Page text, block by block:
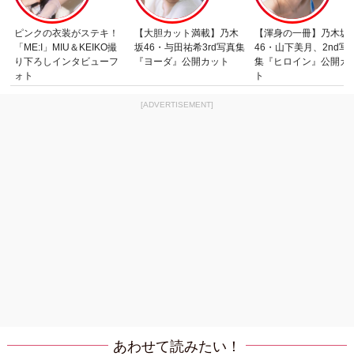
ピンクの衣装がステキ！
「ME:I」MIU＆KEIKO撮
り下ろしインタビューフ
ォト
【大胆カット満載】乃木
坂46・与田祐希3rd写真集
『ヨーダ』公開カット
【渾身の一冊】乃木坂
46・山下美月、2nd写
集『ヒロイン』公開カ
ト
[ADVERTISEMENT]
あわせて読みたい！